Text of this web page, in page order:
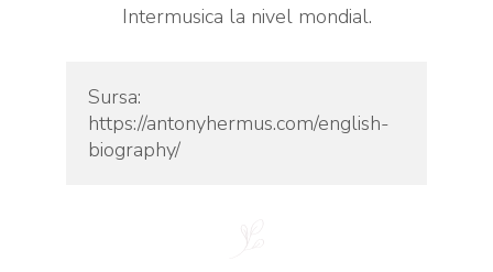
Intermusica la nivel mondial.
Sursa:
https://antonyhermus.com/english-
biography/